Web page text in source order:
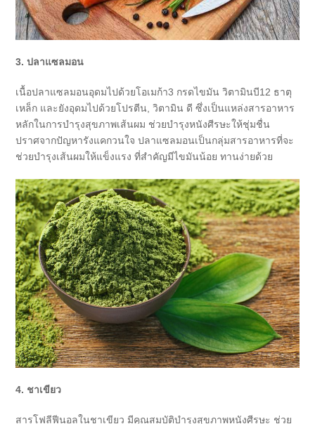
3. ปลาแซลมอน
เนื้อปลาแซลมอนอุดมไปด้วยโอเมก้า3 กรดไขมัน วิตามินบี12 ธาตุ
เหล็ก และยังอุดมไปด้วยโปรตีน, วิตามิน ดี ซึ่งเป็นแหล่งสารอาหาร
หลักในการบำรุงสุขภาพเส้นผม ช่วยบำรุงหนังศีรษะให้ชุ่มชื่น
ปราศจากปัญหารังแคกวนใจ ปลาแซลมอนเป็นกลุ่มสารอาหารที่จะ
ช่วยบำรุงเส้นผมให้แข็งแรง ที่สำคัญมีไขมันน้อย ทานง่ายด้วย
4. ชาเขียว
สารโฟลีฟีนอลในชาเขียว มีคุณสมบัติบำรุงสุขภาพหนังศีรษะ ช่วย